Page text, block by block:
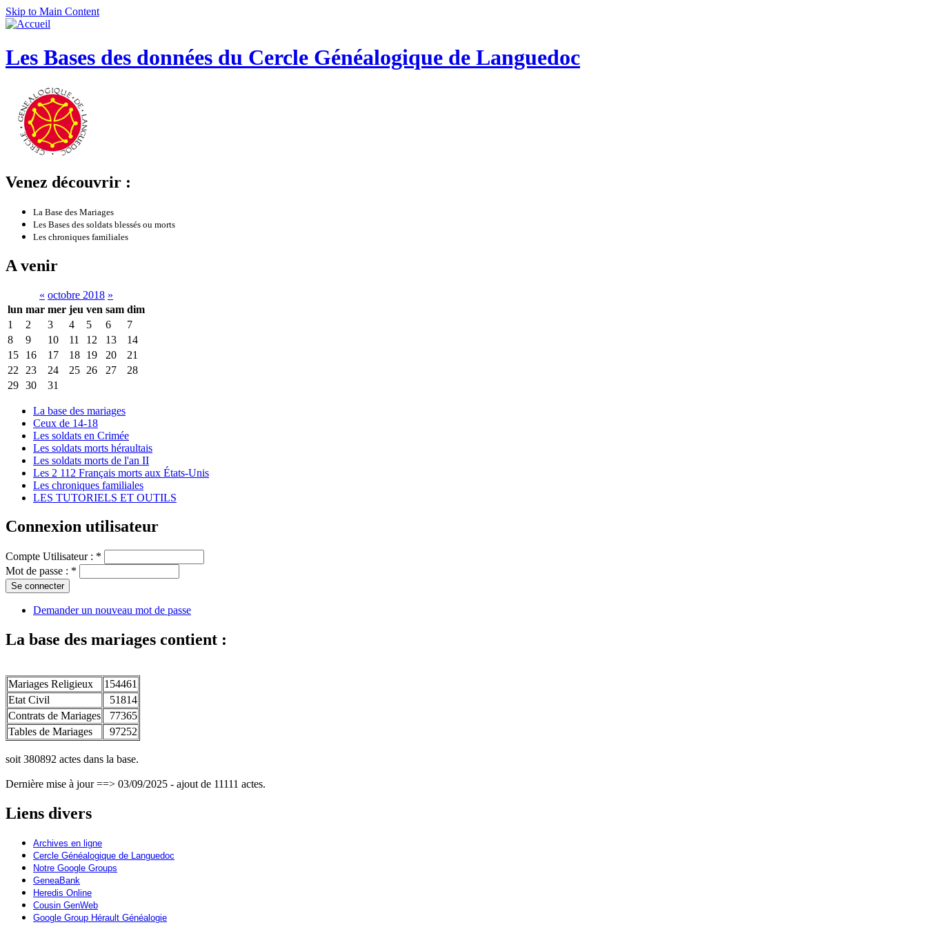
Skip to Main Content
Les Bases des données du Cercle Généalogique de Languedoc
Venez découvrir :
La Base des Mariages
Les Bases des soldats blessés ou morts
Les chroniques familiales
A venir
« octobre 2018 »
lun mar mer jeu ven sam dim
1
2 3 4 5 6
7
8
9 10 11 12 13
14
15
16 17 18 19 20
21
22
23 24 25 26 27
28
29 30 31
La base des mariages
Ceux de 14-18
Les soldats en Crimée
Les soldats morts héraultais
Les soldats morts de l'an II
Les 2 112 Français morts aux États-Unis
Les chroniques familiales
LES TUTORIELS ET OUTILS
Connexion utilisateur
Compte Utilisateur : *
Mot de passe : *
Demander un nouveau mot de passe
La base des mariages contient :
Mariages Religieux
154461
Etat Civil
51814
Contrats de Mariages
77365
Tables de Mariages
97252
soit 380892 actes dans la base.
Dernière mise à jour ==> 03/09/2025 - ajout de 11111 actes.
Liens divers
Archives en ligne
Cercle Généalogique de Languedoc
Notre Google Groups
GeneaBank
Heredis Online
Cousin GenWeb
Google Group Hérault Généalogie